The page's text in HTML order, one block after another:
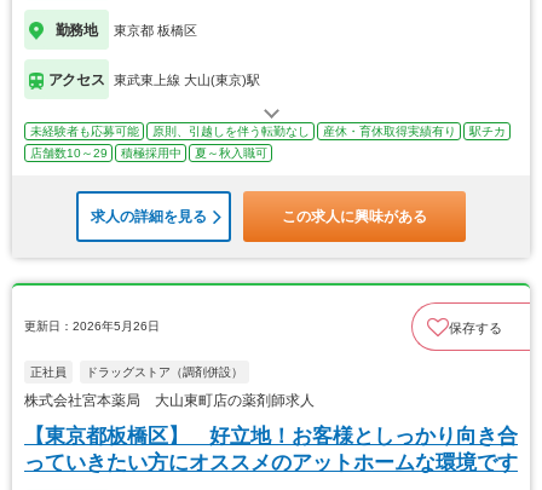
勤務地 東京都 板橋区
アクセス 東武東上線 大山(東京)駅
未経験者も応募可能 原則、引越しを伴う転勤なし 産休・育休取得実績有り
駅チカ
店舗数10～29
積極採用中 夏～秋入職可
求人の詳細を見る この求人に興味がある
更新日：2026年5月26日 保存する
正社員 ドラッグストア（調剤併設）
株式会社宮本薬局 大山東町店の薬剤師求人
【東京都板橋区】 好立地！お客様としっかり向き合
っていきたい方にオススメのアットホームな環境です